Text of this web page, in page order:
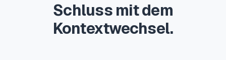
Schluss mit dem
Kontextwechsel.